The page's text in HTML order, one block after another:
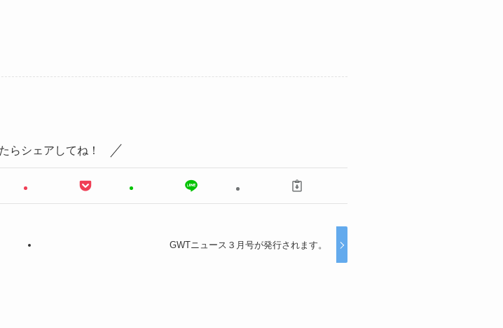
らシェアしてね！
GWTニュース３月号が発行されます。